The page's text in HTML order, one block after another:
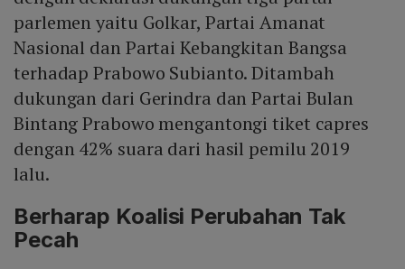
parlemen yaitu Golkar, Partai Amanat
Nasional dan Partai Kebangkitan Bangsa
terhadap Prabowo Subianto. Ditambah
dukungan dari Gerindra dan Partai Bulan
Bintang Prabowo mengantongi tiket capres
dengan 42% suara dari hasil pemilu 2019
lalu.
Berharap Koalisi Perubahan Tak
Pecah